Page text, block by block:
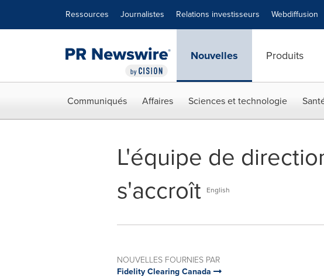
Ressources Journalistes Relations investisseurs Webdiffusion
Nouvelles Produits
Communiqués Affaires Sciences et technologie
L'équipe de
s'accroît English
NOUVELLES FOURNIES PAR
Fidelity Clearing Canada